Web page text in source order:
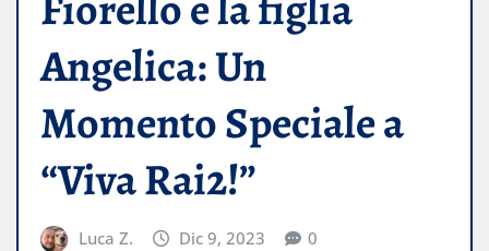
Angelica: Un
Momento Speciale a
“Viva Rai2!”
Luca Z. Dic 9, 2023 0